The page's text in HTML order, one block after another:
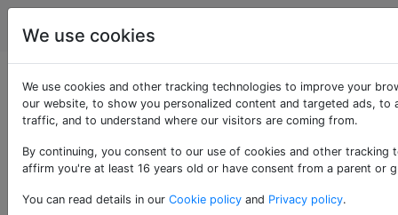
Programmierung
Was ist der
Unterschied
zwischen '@' und '='
We use cookies
We use cookies and other tracking technologies to improve your
our website, to show you personalized content and targeted ads, to
traffic, and to understand where our visitors are coming from.
By continuing, you consent to our use of cookies and other tracking
affirm you're at least 16 years old or have consent from a parent or
You can read details in our Cookie policy and Privacy policy.